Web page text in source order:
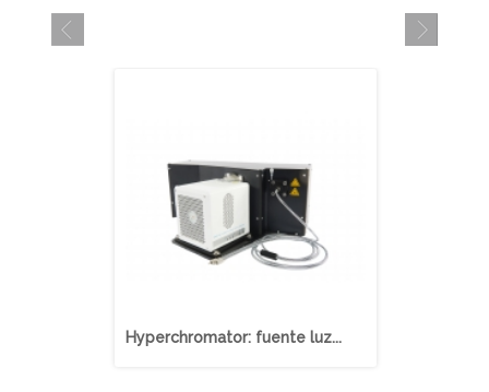
Hyperchromator: fuente luz...